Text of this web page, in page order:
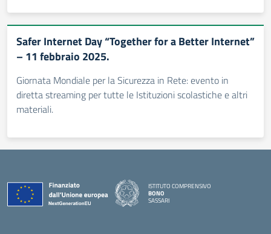
Safer Internet Day “Together for a Better Internet”
– 11 febbraio 2025.
Giornata Mondiale per la Sicurezza in Rete: evento in
diretta streaming per tutte le Istituzioni scolastiche e altri
materiali.
ISTITUTO COMPRENSIVO
BONO
SASSARI